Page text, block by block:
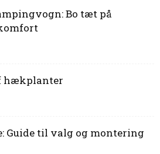
Bo tæt på
hækplanter
Guide til valg og montering